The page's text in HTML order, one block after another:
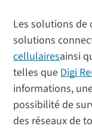
Les solutions de
solutions
cellulairesainsi
telles que Digi
informations,
possibilité de
des réseaux de